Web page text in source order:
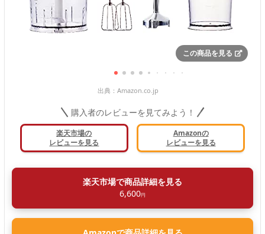
この商品を見る
出典： Amazon.co.jp
購入者のレビューを見てみよう！
楽天市場の
レビューを見る
Amazonの
レビューを見る
楽天市場で商品詳細を見る
6,600円